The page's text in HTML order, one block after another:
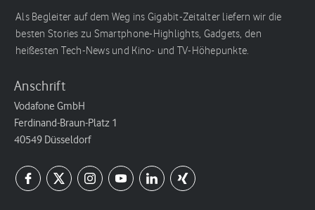
Als Begleiter auf dem Weg ins Gigabit-Zeitalter liefern wir die
besten Stories zu Smartphone-Highlights, Gadgets, den
heißesten Tech-News und Kino- und TV-Höhepunkte.
Anschrift
Vodafone GmbH
Ferdinand-Braun-Platz 1
40549 Düsseldorf